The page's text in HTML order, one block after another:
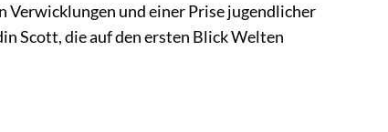
Verwicklungen und einer Prise jugendlicher
Scott, die auf den ersten Blick Welten